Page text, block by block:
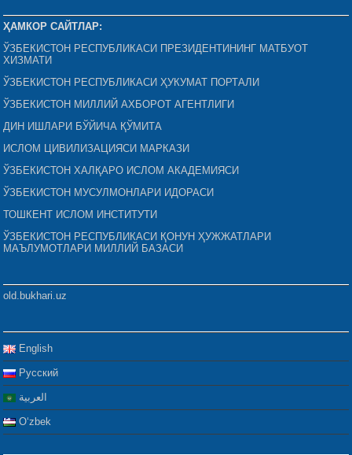
ҲАМКОР САЙТЛАР:
ЎЗБЕКИСТОН РЕСПУБЛИКАСИ ПРЕЗИДЕНТИНИНГ МАТБУОТ
ХИЗМАТИ
ЎЗБЕКИСТОН РЕСПУБЛИКАСИ ҲУКУМАТ ПОРТАЛИ
ЎЗБЕКИСТОН МИЛЛИЙ АХБОРОТ АГЕНТЛИГИ
ДИН ИШЛАРИ БЎЙИЧА ҚЎМИТА
ИСЛОМ ЦИВИЛИЗАЦИЯСИ МАРКАЗИ
ЎЗБЕКИСТОН ХАЛҚАРО ИСЛОМ АКАДЕМИЯСИ
ЎЗБЕКИСТОН МУСУЛМОНЛАРИ ИДОРАСИ
ТОШКЕНТ ИСЛОМ ИНСТИТУТИ
ЎЗБЕКИСТОН РЕСПУБЛИКАСИ ҚОНУН ҲУЖЖАТЛАРИ
МАЪЛУМОТЛАРИ МИЛЛИЙ БАЗАСИ
old.bukhari.uz
English
Русский
العربية
Oʻzbek